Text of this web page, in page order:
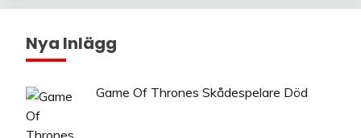
Nya Inlägg
Game Of Thrones Skådespelare Död